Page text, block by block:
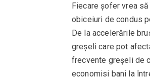
Fiecare șofer vrea
obiceiuri de condus
De la accelerările
greșeli care pot
frecvente greșeli de
economisi bani la